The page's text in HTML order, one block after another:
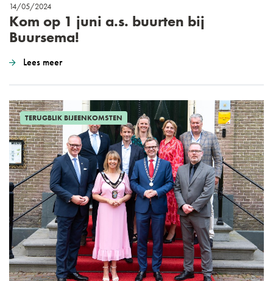
14/05/2024
Kom op 1 juni a.s. buurten bij
Buursema!
Lees meer
TERUGBLIK BIJEENKOMSTEN